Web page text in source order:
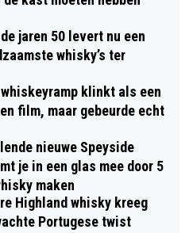
jaren 50 levert nu een
whisky’s ter
klinkt als een
film, maar gebeurde echt
nieuwe Speyside
je in een glas mee door 5
maken
Highland whisky kreeg
Portugese twist